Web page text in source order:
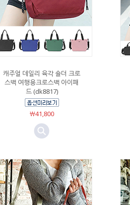
캐주얼 데일리 육각 숄더 크로
스백 여행용크로스백 아이패
드 (dk8817)
￦41,800